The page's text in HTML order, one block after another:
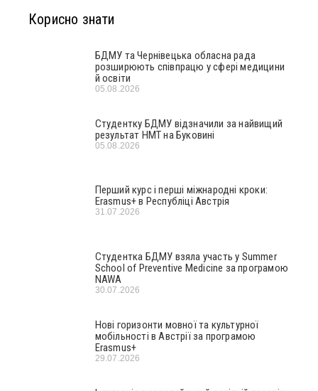
Корисно знати
БДМУ та Чернівецька обласна рада
розширюють співпрацю у сфері медицини
й освіти
05.08.2026
Студентку БДМУ відзначили за найвищий
результат НМТ на Буковині
05.08.2026
Перший курс і перші міжнародні кроки:
Erasmus+ в Республіці Австрія
31.07.2026
Студентка БДМУ взяла участь у Summer
School of Preventive Medicine за програмою
NAWA
30.07.2026
Нові горизонти мовної та культурної
мобільності в Австрії за програмою
Erasmus+
29.07.2026